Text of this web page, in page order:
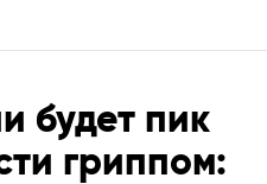
будет пик
гриппом: